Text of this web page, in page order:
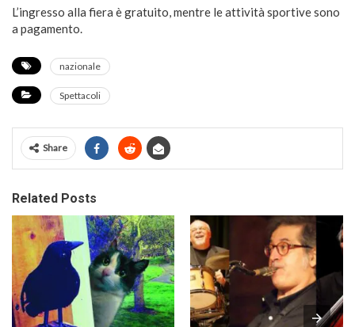
L’ingresso alla fiera è gratuito, mentre le attività sportive sono
a pagamento.
nazionale
Spettacoli
Share
Related Posts